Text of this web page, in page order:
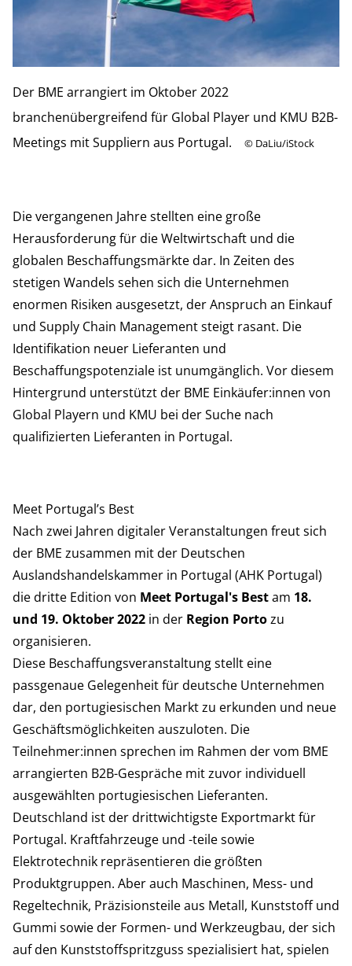
Der BME arrangiert im Oktober 2022
branchenübergreifend für Global Player und KMU B2B-
Meetings mit Suppliern aus Portugal.
© DaLiu/iStock
Die vergangenen Jahre stellten eine große
Herausforderung für die Weltwirtschaft und die
globalen Beschaffungsmärkte dar. In Zeiten des
stetigen Wandels sehen sich die Unternehmen
enormen Risiken ausgesetzt, der Anspruch an Einkauf
und Supply Chain Management steigt rasant. Die
Identifikation neuer Lieferanten und
Beschaffungspotenziale ist unumgänglich. Vor diesem
Hintergrund unterstützt der BME Einkäufer:innen von
Global Playern und KMU bei der Suche nach
qualifizierten Lieferanten in Portugal.
Meet Portugal’s Best
Nach zwei Jahren digitaler Veranstaltungen freut sich
der BME zusammen mit der Deutschen
Auslandshandelskammer in Portugal (AHK Portugal)
die dritte Edition von Meet Portugal's Bestam 18.
und 19. Oktober 2022 in der Region Portozu
organisieren.
Diese Beschaffungsveranstaltung stellt eine
passgenaue Gelegenheit für deutsche Unternehmen
dar, den portugiesischen Markt zu erkunden und neue
Geschäftsmöglichkeiten auszuloten. Die
Teilnehmer:innen sprechen im Rahmen der vom BME
arrangierten B2B-Gespräche mit zuvor individuell
ausgewählten portugiesischen Lieferanten.
Deutschland ist der drittwichtigste Exportmarkt für
Portugal. Kraftfahrzeuge und -teile sowie
Elektrotechnik repräsentieren die größten
Produktgruppen. Aber auch Maschinen, Mess- und
Regeltechnik, Präzisionsteile aus Metall, Kunststoff und
Gummi sowie der Formen- und Werkzeugbau, der sich
auf den Kunststoffspritzguss spezialisiert hat, spielen